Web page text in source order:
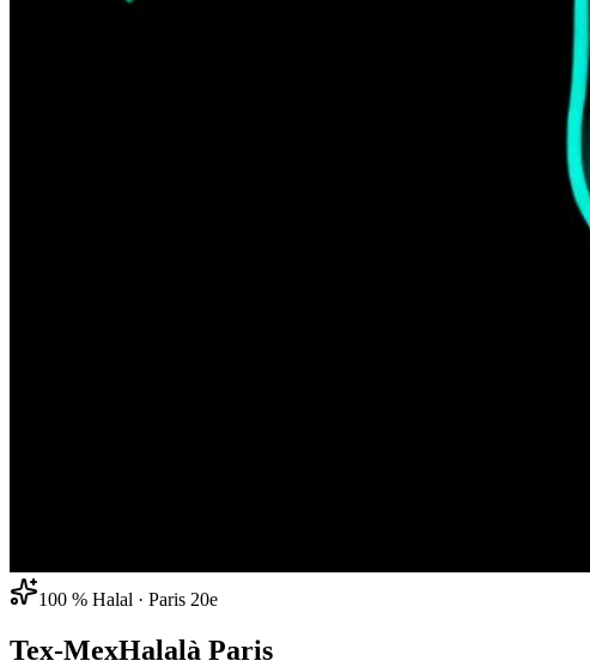
100 % Halal · Paris 20e
Tex-MexHalalà Paris